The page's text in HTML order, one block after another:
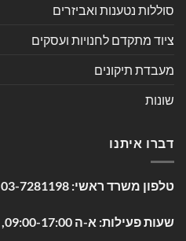
סוללות נטענות ואביזרים
ציוד מתקדם לחנויות ועסקים
מעבדת תיקונים
שונות
דברו איתנו
טלפון משרד ראשי: 03-7281198
שעות פעילות: א-ה 09:00-17:00, ימי שישי 09:00-13:00